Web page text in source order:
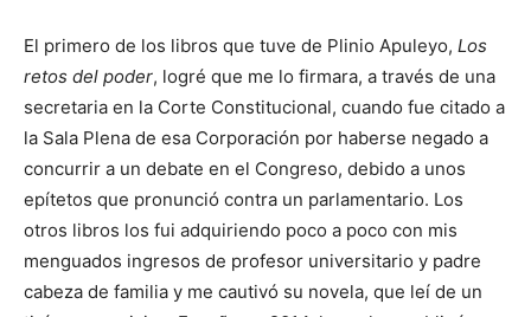
El primero de los libros que tuve de Plinio Apuleyo, Los
retos del poder, logré que me lo firmara, a través de una
secretaria en la Corte Constitucional, cuando fue citado a
la Sala Plena de esa Corporación por haberse negado a
concurrir a un debate en el Congreso, debido a unos
epítetos que pronunció contra un parlamentario. Los
otros libros los fui adquiriendo poco a poco con mis
menguados ingresos de profesor universitario y padre
cabeza de familia y me cautivó su novela, que leí de un